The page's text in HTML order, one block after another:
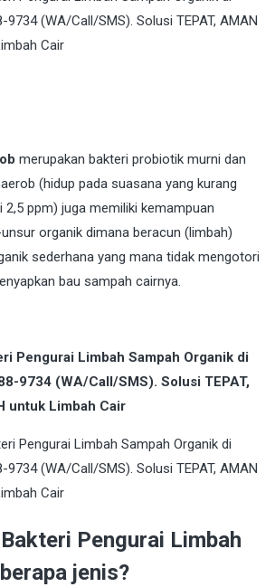
merupakan bakteri probiotik murni dan
(hidup pada suasana yang kurang
2,5 ppm) juga memiliki kemampuan
organik dimana beracun (limbah)
sederhana yang mana tidak mengotori
bau sampah cairnya.
Pengurai Limbah Sampah Organik di
9734 (WA/Call/SMS). Solusi TEPAT,
untuk Limbah Cair
Pengurai Limbah
jenis?